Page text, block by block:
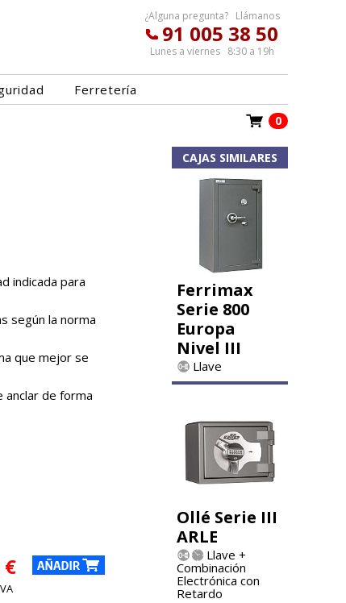
¿Alguna pregunta? Llámanos
91 005 38 50
Lunes a viernes 8:30 a 19h
Ferretería
0
indicada para
según la norma
que mejor se
anclar de forma
€
CAJAS SIMILARES
Ferrimax
Serie 800
Europa
Nivel III
Llave
Ollé Serie III
ARLE
Llave +
Combinación
Electrónica con
Retardo